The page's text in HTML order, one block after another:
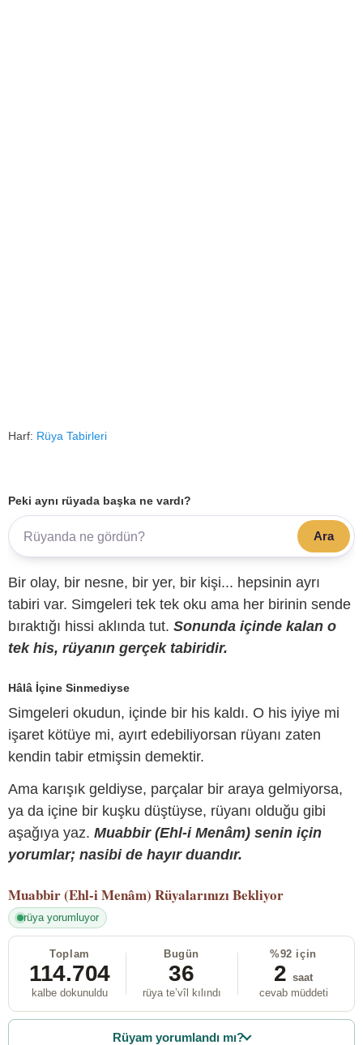
Harf: Rüya Tabirleri
Peki aynı rüyada başka ne vardı?
Ara
Bir olay, bir nesne, bir yer, bir kişi... hepsinin ayrı
tabiri var. Simgeleri tek tek oku ama her birinin sende
bıraktığı hissi aklında tut. Sonunda içinde kalan o
tek his, rüyanın gerçek tabiridir.
Hâlâ İçine Sinmediyse
Simgeleri okudun, içinde bir his kaldı. O his iyiye mi
işaret kötüye mi, ayırt edebiliyorsan rüyanı zaten
kendin tabir etmişsin demektir.
Ama karışık geldiyse, parçalar bir araya gelmiyorsa,
ya da içine bir kuşku düştüyse, rüyanı olduğu gibi
aşağıya yaz. Muabbir (Ehl-i Menâm) senin için
yorumlar; nasibi de hayır duandır.
Muabbir (Ehl-i Menâm) Rüyalarınızı Bekliyor
rüya yorumluyor
Toplam
114.704
kalbe dokunuldu
Bugün
36
rüya te’vîl kılındı
%92 için
2 saat
cevab müddeti
Rüyam yorumlandı mı?